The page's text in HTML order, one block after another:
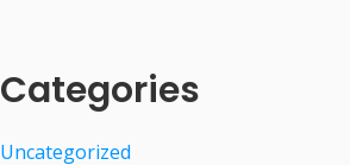
Categories
Uncategorized